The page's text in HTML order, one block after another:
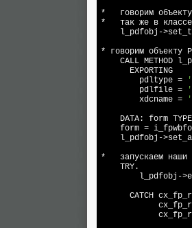
*   говорим объекту
*   так же в классе
    l_pdfobj->
set
* говорим объекту
CALL METHOD
      EXPORTING
        pdltype =
        pdlfile =
        xdcname =
DATA: form
form =
    l_pdfobj->
set
*   запускаем наши
    TRY.
l_pdfobj-
CATCH